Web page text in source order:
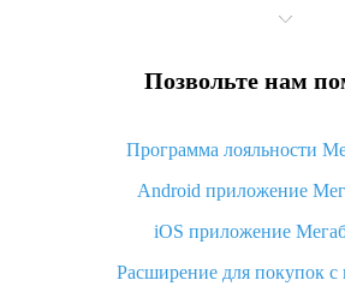
Что значит статус «Заказ закрыт»
Что делать, если Алиэкспресс
Как узнать, куда пришла
Вы отменили заказ на Алиэкспресс,
Что такое баллы на Алиэкспресс,
Позвольте нам
Программа лояльности
Android приложение
iOS приложение
Расширение для покупок с